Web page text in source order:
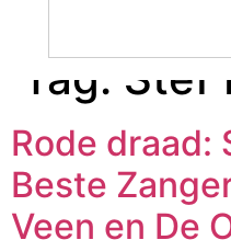
Tag: Stef
Rode draad:
Beste
Veen en De